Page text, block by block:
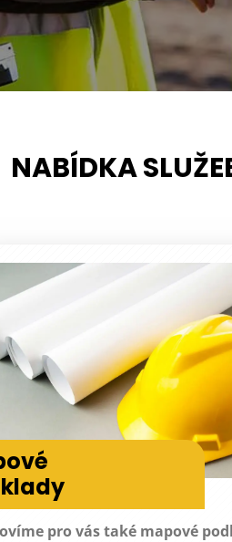
NABÍDKA
pro vás také mapové